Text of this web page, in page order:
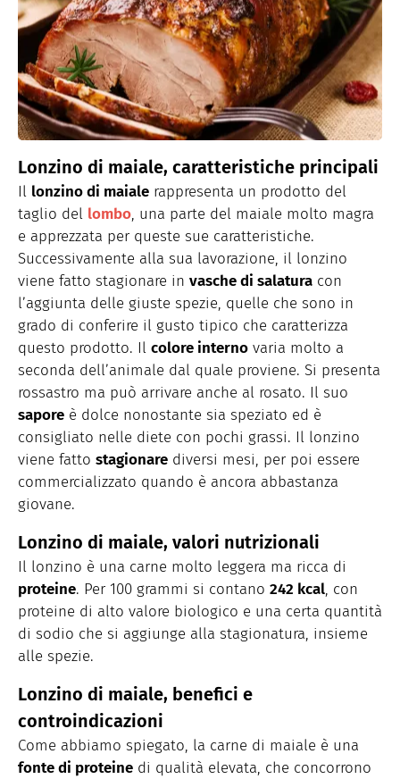
Lonzino di maiale, caratteristiche principali
Il lonzino di maiale rappresenta un prodotto del
taglio del lombo, una parte del maiale molto magra
e apprezzata per queste sue caratteristiche.
Successivamente alla sua lavorazione, il lonzino
viene fatto stagionare in vasche di salatura con
l’aggiunta delle giuste spezie, quelle che sono in
grado di conferire il gusto tipico che caratterizza
questo prodotto. Il colore interno varia molto a
seconda dell’animale dal quale proviene. Si presenta
rossastro ma può arrivare anche al rosato. Il suo
sapore è dolce nonostante sia speziato ed è
consigliato nelle diete con pochi grassi. Il lonzino
viene fatto stagionare diversi mesi, per poi essere
commercializzato quando è ancora abbastanza
giovane.
Lonzino di maiale, valori nutrizionali
Il lonzino è una carne molto leggera ma ricca di
proteine. Per 100 grammi si contano 242 kcal, con
proteine di alto valore biologico e una certa quantità
di sodio che si aggiunge alla stagionatura, insieme
alle spezie.
Lonzino di maiale, benefici e
controindicazioni
Come abbiamo spiegato, la carne di maiale è una
fonte di proteine di qualità elevata, che concorrono